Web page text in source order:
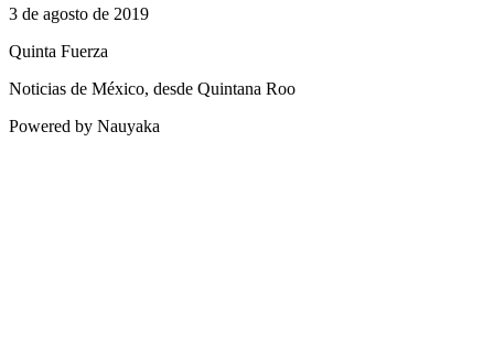
3 de agosto de 2019
Quinta Fuerza
Noticias de México, desde Quintana Roo
Powered by Nauyaka